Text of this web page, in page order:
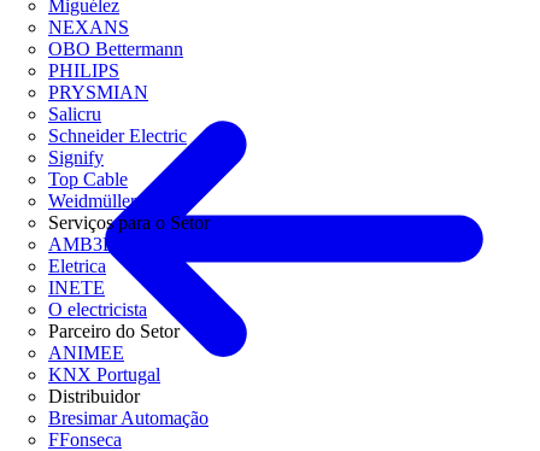
Miguélez
NEXANS
OBO Bettermann
PHILIPS
PRYSMIAN
Salicru
Schneider Electric
Signify
Top Cable
Weidmüller
Serviços para o Setor
AMB3E
Eletrica
INETE
O electricista
Parceiro do Setor
ANIMEE
KNX Portugal
Distribuidor
Bresimar Automação
FFonseca